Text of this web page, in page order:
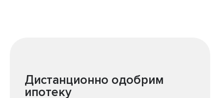
Дистанционно одобрим
ипотеку